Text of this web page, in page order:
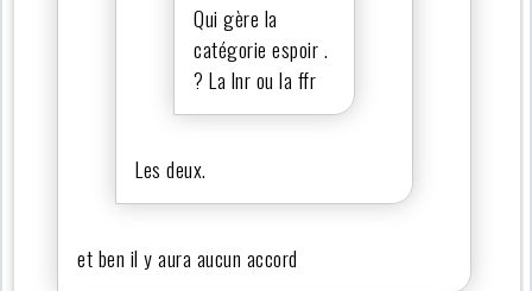
Qui gère la
catégorie espoir .
? La lnr ou la ffr
Les deux.
et ben il y aura aucun accord